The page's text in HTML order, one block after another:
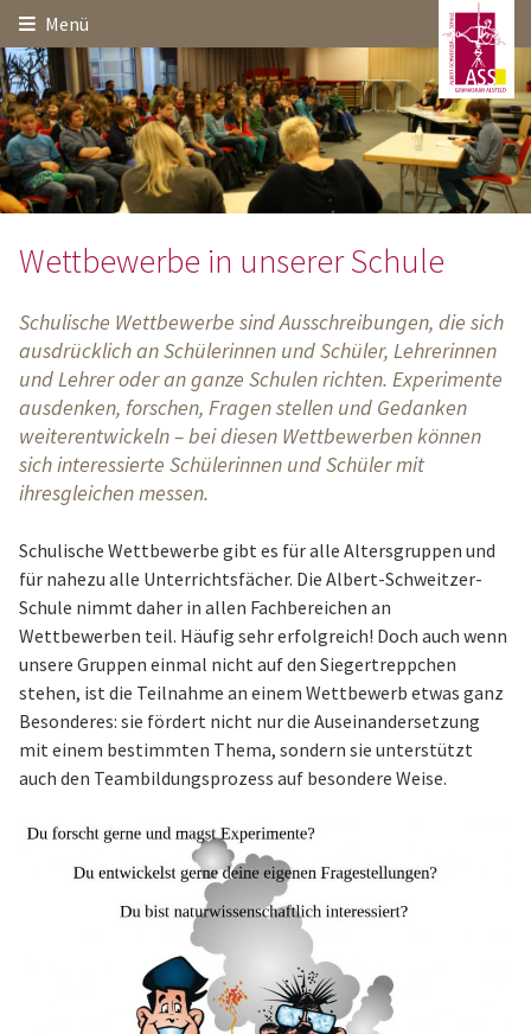
Startseite
Hauptinhalt
Menü
Themennavigation
Wettbewerbe in unserer Schule
Schulische Wettbewerbe sind Ausschreibungen, die sich
ausdrücklich an Schülerinnen und Schüler, Lehrerinnen
und Lehrer oder an ganze Schulen richten. Experimente
ausdenken, forschen, Fragen stellen und Gedanken
weiterentwickeln – bei diesen Wettbewerben können
sich interessierte Schülerinnen und Schüler mit
ihresgleichen messen.
Schulische Wettbewerbe gibt es für alle Altersgruppen und
für nahezu alle Unterrichtsfächer. Die Albert-Schweitzer-
Schule nimmt daher in allen Fachbereichen an
Wettbewerben teil. Häufig sehr erfolgreich! Doch auch wenn
unsere Gruppen einmal nicht auf den Siegertreppchen
stehen, ist die Teilnahme an einem Wettbewerb etwas ganz
Besonderes: sie fördert nicht nur die Auseinandersetzung
mit einem bestimmten Thema, sondern sie unterstützt
auch den Teambildungsprozess auf besondere Weise.